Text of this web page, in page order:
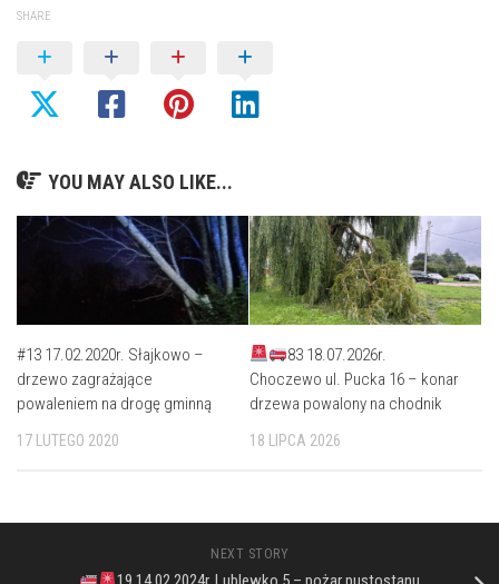
SHARE
YOU MAY ALSO LIKE...
#13 17.02.2020r. Słajkowo –
drzewo zagrażające
powaleniem na drogę gminną
17 LUTEGO 2020
83 18.07.2026r.
Choczewo ul. Pucka 16 – konar
drzewa powalony na chodnik
18 LIPCA 2026
NEXT STORY